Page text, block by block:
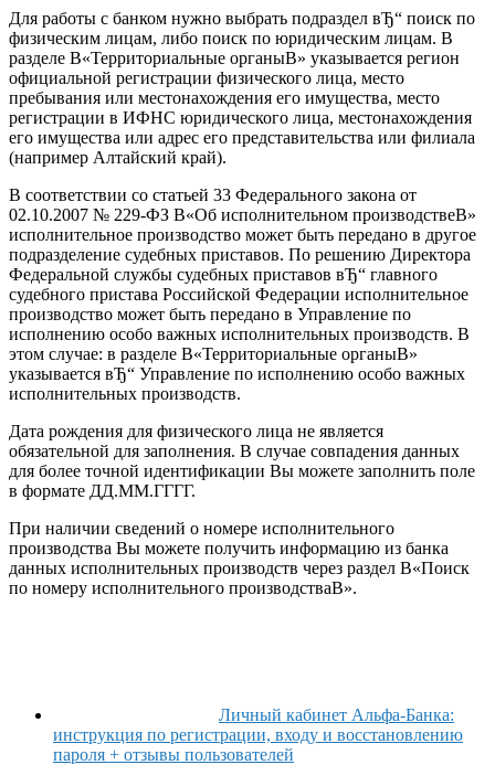
Для работы с банком нужно выбрать подраздел вЂ“ поиск по
физическим лицам, либо поиск по юридическим лицам. В
разделе В«Территориальные органыВ» указывается регион
официальной регистрации физического лица, место
пребывания или местонахождения его имущества, место
регистрации в ИФНС юридического лица, местонахождения
его имущества или адрес его представительства или филиала
(например Алтайский край).
В соответствии со статьей 33 Федерального закона от
02.10.2007 № 229-ФЗ В«Об исполнительном производствеВ»
исполнительное производство может быть передано в другое
подразделение судебных приставов. По решению Директора
Федеральной службы судебных приставов вЂ“ главного
судебного пристава Российской Федерации исполнительное
производство может быть передано в Управление по
исполнению особо важных исполнительных производств. В
этом случае: в разделе В«Территориальные органыВ»
указывается вЂ“ Управление по исполнению особо важных
исполнительных производств.
Дата рождения для физического лица не является
обязательной для заполнения. В случае совпадения данных
для более точной идентификации Вы можете заполнить поле
в формате ДД.ММ.ГГГГ.
При наличии сведений о номере исполнительного
производства Вы можете получить информацию из банка
данных исполнительных производств через раздел В«Поиск
по номеру исполнительного производстваВ».
Личный кабинет Альфа-Банка:
инструкция по регистрации, входу и восстановлению
пароля + отзывы пользователей